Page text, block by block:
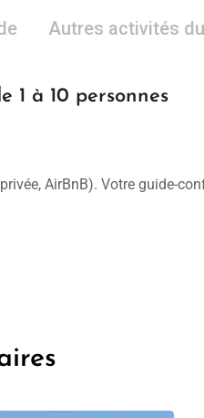
Autres activités
1 à 10 personnes
AirBnB). Votre guide-